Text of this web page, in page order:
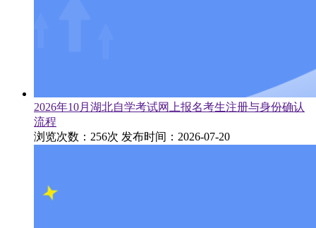
2026年10月湖北自学考试网上报名考生注册与身份确认
流程
浏览次数：256次 发布时间：2026-07-20